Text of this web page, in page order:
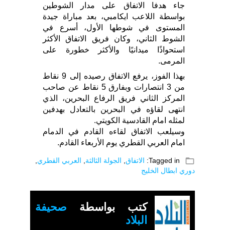
جاء هدفا الاتفاق على مدار الشوطين
بواسطة اللاعب ايكامبي، بعد مباراة جيدة
المستوى في شوطها الأول، أسرع في
الشوط الثاني، وكان فريق الاتفاق الأكثر
استحواذًا ميدانيًا والأكثر خطورة على
المرمى.
بهذا الفوز، يرفع الاتفاق رصيده إلى 9 نقاط
من 3 انتصارات وبفارق 5 نقاط عن صاحب
المركز الثاني فريق الرفاع البحرين، الذي
انتهى لقاؤه في البحرين بالتعادل بهدفين
لمثله امام القادسية الكويتي.
وسيلعب الاتفاق لقاءه القادم في الدمام
امام العربي القطري يوم الأربعاء القادم.
folder_open
Tagged in: الاتفاق الجولة الثالثة العربي القطري
دوري ابطال الخليج
كتب بواسطة صحيفة
البلاد